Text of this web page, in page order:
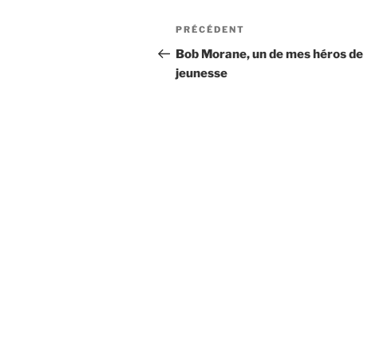
Navigation
de
l'article
Article
précédent
PRÉCÉDENT
Bob Morane, un de mes héros de
jeunesse